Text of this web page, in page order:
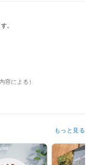
。
による）
年
もっと見る